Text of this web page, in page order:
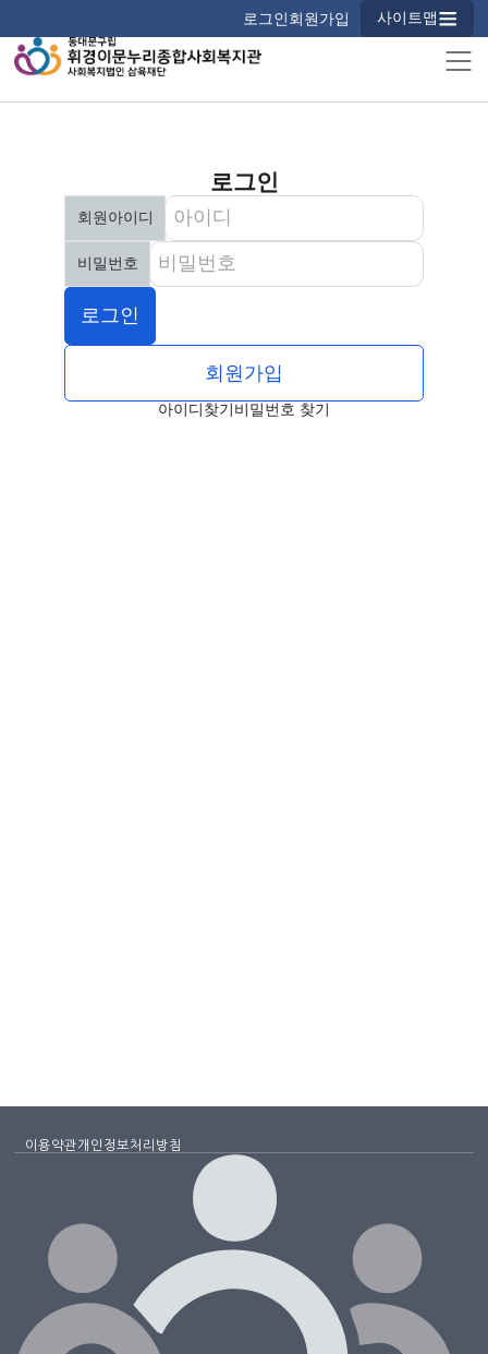
로그인회원가입 사이트맵
로그인
회원로그인
회원아이디
필수
비밀번호
필수
로그인
회원가입
아이디찾기비밀번호 찾기
이용약관개인정보처리방침